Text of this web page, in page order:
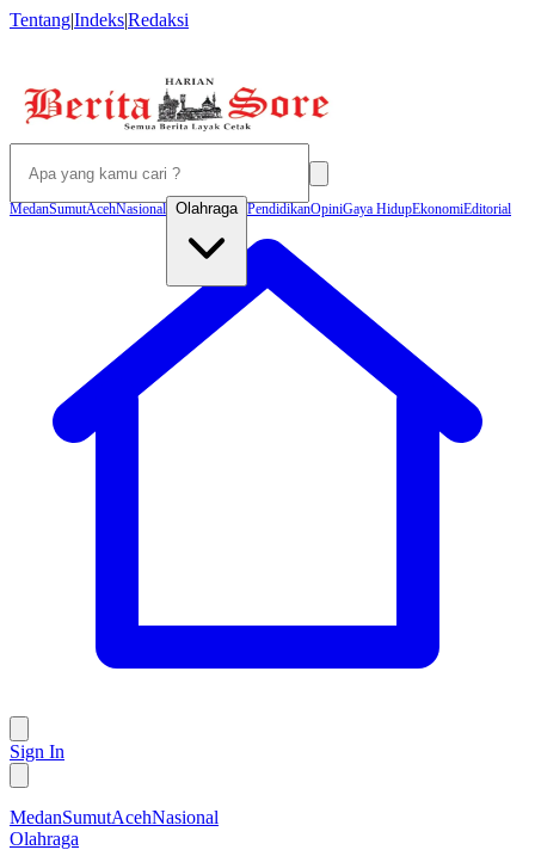
Tentang|Indeks|Redaksi
MedanSumutAcehNasional Olahraga PendidikanOpiniGaya HidupEkonomiEditorial
Sign In
MedanSumutAcehNasional
Olahraga